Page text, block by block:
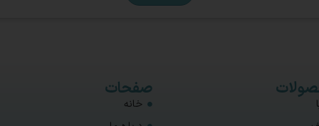
صفحات
خانه